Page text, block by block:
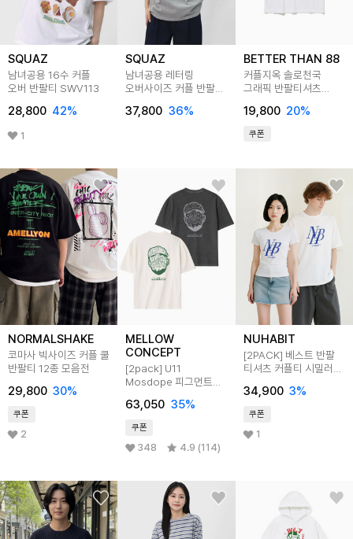
SQUAZ
남녀공용 16수 커플
오버 반팔티 SWV113
28,800 42%
1
SQUAZ
남녀공용 레터링
오버사이즈 커플 반팔티
37,800 36%
BETTER THAN 88
커플지옥 솔로천국
그래픽 반팔티셔츠
19,800 20%
쿠폰
NORMALSHAKE
코마사 빅사이즈 커플 쿨
반팔티 12종 모음전
29,800 30%
쿠폰
2
MELLOW
CONCEPT
[2pack] U11
Mosdope 피그먼트
63,050 35%
쿠폰
348 4.9 (114)
NUHABIT
[2PACK] 베스트 반팔
티셔츠 커플티 시밀러룩
34,900 3%
쿠폰
1